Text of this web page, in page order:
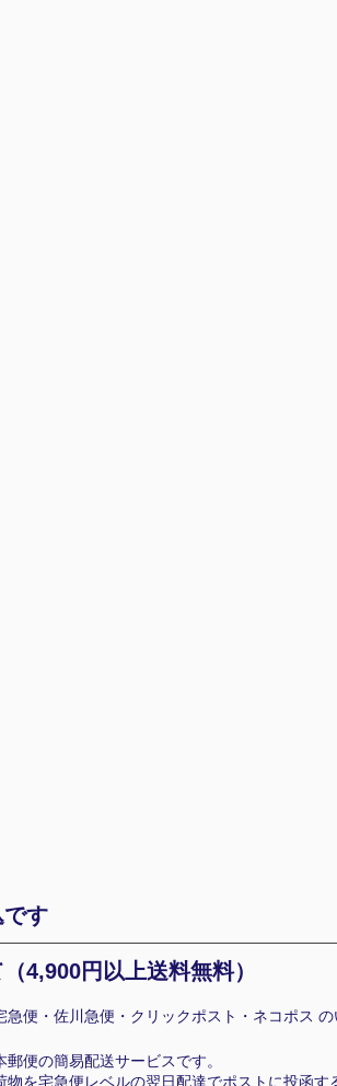
す
4,900円以上送料無料）
便・佐川急便・クリックポスト・ネコポス の
便の簡易配送サービスです。
を宅急便レベルの翌日配達でポストに投函す